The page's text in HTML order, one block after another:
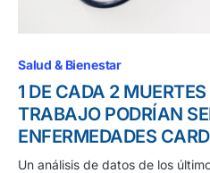
Salud & Bienestar
1 DE CADA 2
TRABAJO PODRÍAN
ENFERMEDADES
Un análisis de datos de los